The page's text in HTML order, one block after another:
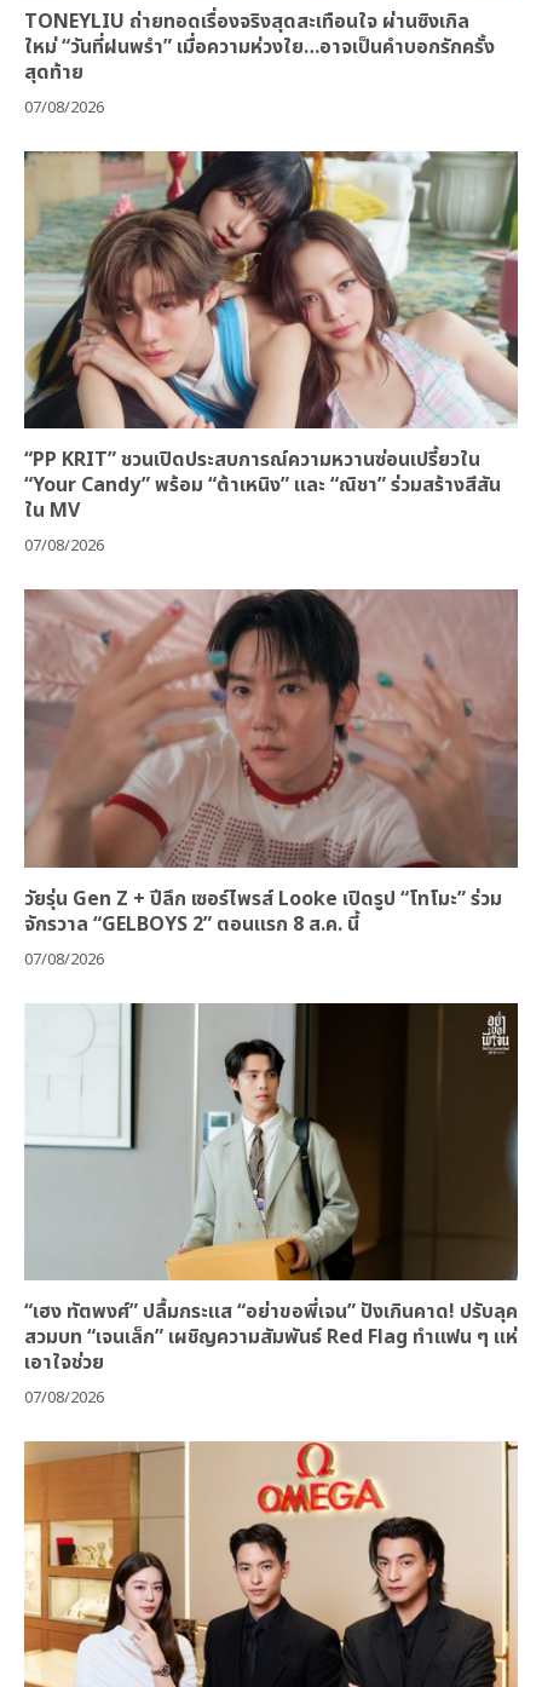
TONEYLIU ถ่ายทอดเรื่องจริงสุดสะเทือนใจ ผ่านซิงเกิล
ใหม่ “วันที่ฝนพรำ” เมื่อความห่วงใย…อาจเป็นคำบอกรักครั้ง
สุดท้าย
07/08/2026
“PP KRIT” ชวนเปิดประสบการณ์ความหวานซ่อนเปรี้ยวใน
“Your Candy” พร้อม “ต้าเหนิง” และ “ณิชา” ร่วมสร้างสีสัน
ใน MV
07/08/2026
วัยรุ่น Gen Z + ปีลึก เซอร์ไพรส์ Looke เปิดรูป “โทโมะ” ร่วม
จักรวาล “GELBOYS 2” ตอนแรก 8 ส.ค. นี้
07/08/2026
“เฮง ทัตพงศ์” ปลื้มกระแส “อย่าขอพี่เจน” ปังเกินคาด! ปรับลุค
สวมบท “เจนเล็ก” เผชิญความสัมพันธ์ Red Flag ทำแฟน ๆ แห่
เอาใจช่วย
07/08/2026